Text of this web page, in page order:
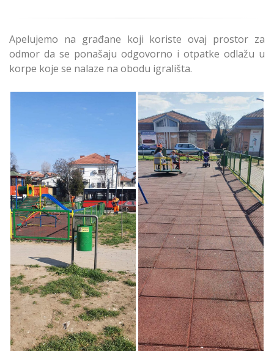
Apelujemo na građane koji koriste ovaj prostor za
odmor da se ponašaju odgovorno i otpatke odlažu u
korpe koje se nalaze na obodu igrališta.
Akcija Čišćenja Dečjeg
Igrališta u Zemunu
Akcija Čišćenja Dečjeg
Igrališta u Zemunu